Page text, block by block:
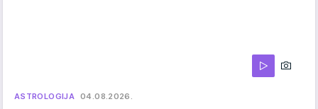
ASTROLOGIJA 04.08.2026.